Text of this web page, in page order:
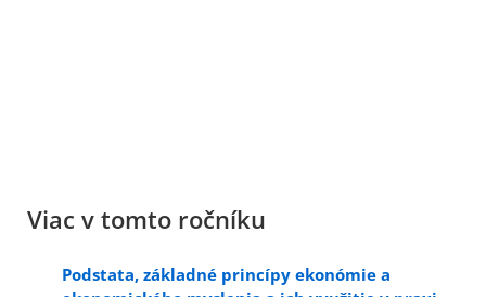
Viac v tomto ročníku
Podstata, základné princípy ekonómie a